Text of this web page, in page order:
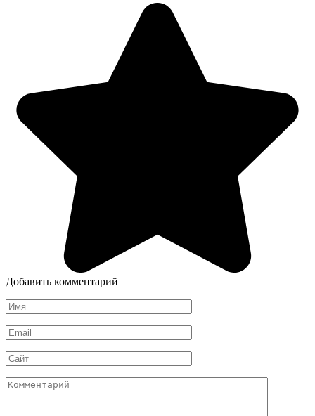
Добавить комментарий
Имя
*
Email
*
Сайт
Комментарий